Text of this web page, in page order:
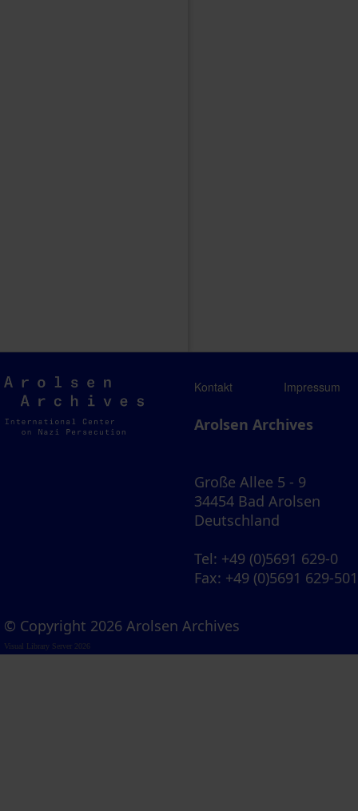
Arolsen
Archives
Kontakt Impressum
Arolsen Archives
Große Allee 5 - 9
34454 Bad Arolsen
Deutschland
Tel: +49 (0)5691 629-0
Fax: +49 (0)5691 629-501
© Copyright 2026 Arolsen Archives
Visual Library Server 2026